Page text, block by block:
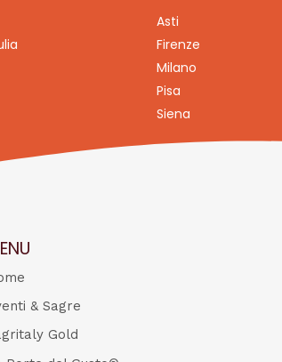
Asti
Firenze
Milano
Pisa
Siena
& Sagre
Gold